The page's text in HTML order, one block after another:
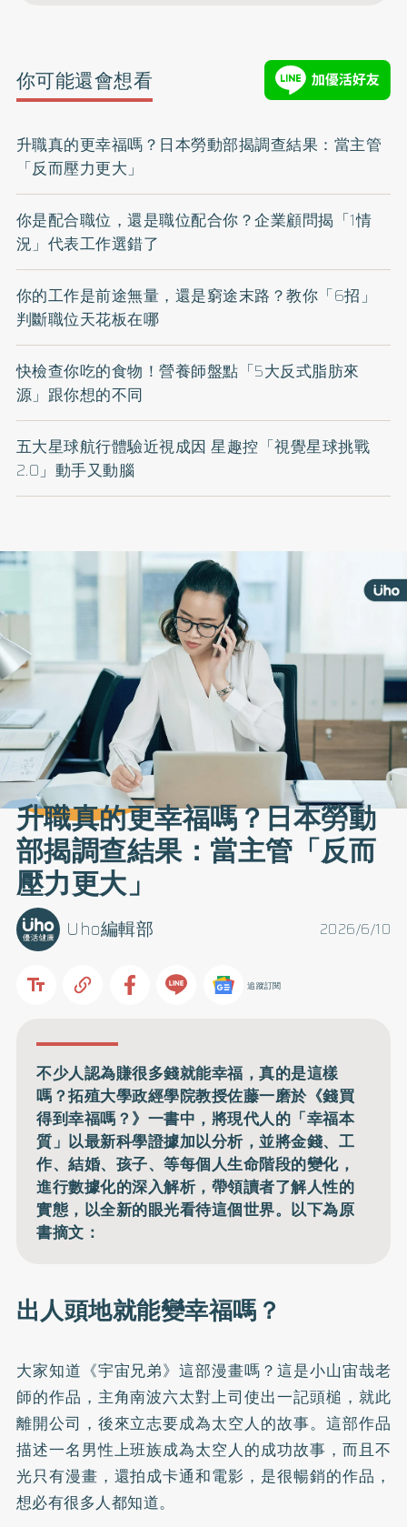
你可能還會想看
升職真的更幸福嗎？日本勞動部揭調查結果：當主管
「反而壓力更大」
你是配合職位，還是職位配合你？企業顧問揭「1情
況」代表工作選錯了
你的工作是前途無量，還是窮途末路？教你「6招」
判斷職位天花板在哪
快檢查你吃的食物！營養師盤點「5大反式脂肪來
源」跟你想的不同
五大星球航行體驗近視成因 星趣控「視覺星球挑戰
2.0」動手又動腦
升職真的更幸福嗎？日本勞動
部揭調查結果：當主管「反而
壓力更大」
2026/6/10
Uho編輯部
追蹤訂閱
不少人認為賺很多錢就能幸福，真的是這樣
嗎？拓殖大學政經學院教授佐藤一磨於《錢買
得到幸福嗎？》一書中，將現代人的「幸福本
質」以最新科學證據加以分析，並將金錢、工
作、結婚、孩子、等每個人生命階段的變化，
進行數據化的深入解析，帶領讀者了解人性的
實態，以全新的眼光看待這個世界。以下為原
書摘文：
出人頭地就能變幸福嗎？
大家知道《宇宙兄弟》這部漫畫嗎？這是小山宙哉老
師的作品，主角南波六太對上司使出一記頭槌，就此
離開公司，後來立志要成為太空人的故事。這部作品
描述一名男性上班族成為太空人的成功故事，而且不
光只有漫畫，還拍成卡通和電影，是很暢銷的作品，
想必有很多人都知道。